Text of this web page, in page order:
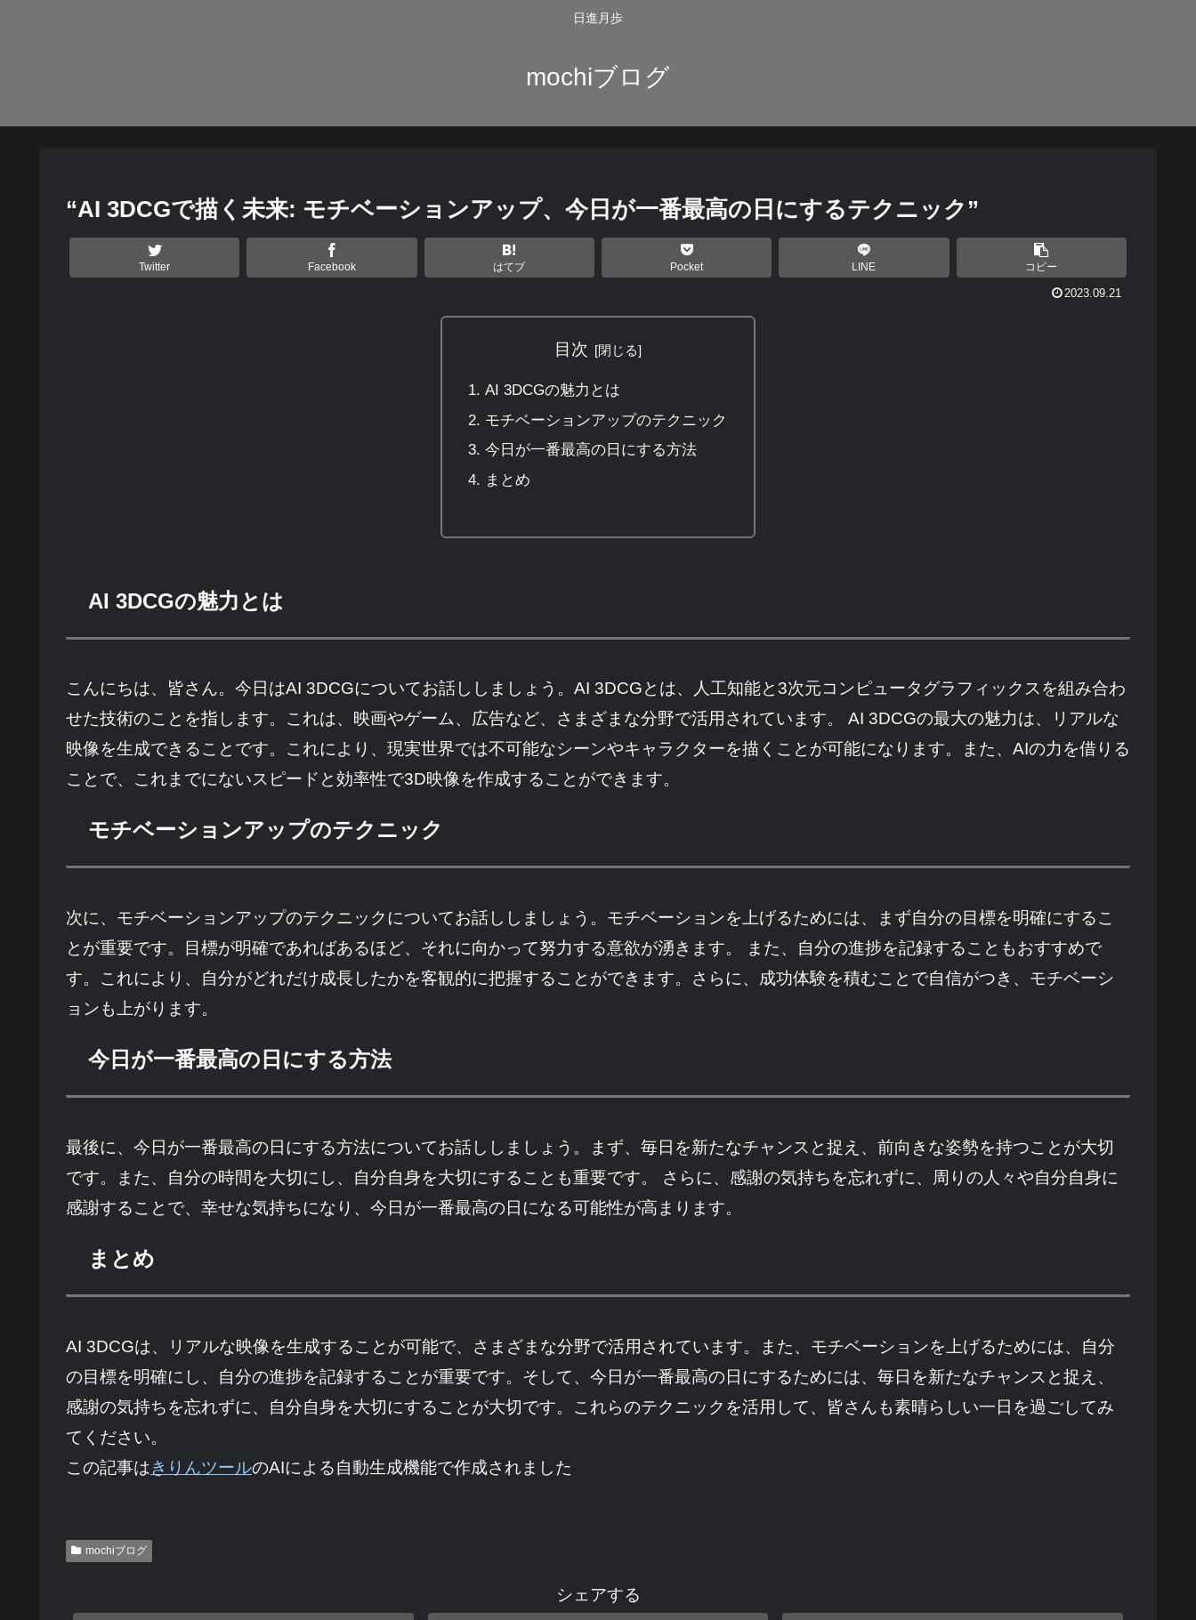
日進月歩
mochiブログ
“AI 3DCGで描く未来: モチベーションアップ、今日が一番最高の日にするテクニック”
Twitter Facebook はてブ Pocket LINE コピー
2023.09.21
目次
AI 3DCGの魅力とは
モチベーションアップのテクニック
今日が一番最高の日にする方法
まとめ
AI 3DCGの魅力とは
こんにちは、皆さん。今日はAI 3DCGについてお話ししましょう。AI 3DCGとは、人工知能と3次元コンピュータグラフィックスを組み合わ
せた技術のことを指します。これは、映画やゲーム、広告など、さまざまな分野で活用されています。 AI 3DCGの最大の魅力は、リアルな
映像を生成できることです。これにより、現実世界では不可能なシーンやキャラクターを描くことが可能になります。また、AIの力を借りる
ことで、これまでにないスピードと効率性で3D映像を作成することができます。
モチベーションアップのテクニック
次に、モチベーションアップのテクニックについてお話ししましょう。モチベーションを上げるためには、まず自分の目標を明確にするこ
とが重要です。目標が明確であればあるほど、それに向かって努力する意欲が湧きます。 また、自分の進捗を記録することもおすすめで
す。これにより、自分がどれだけ成長したかを客観的に把握することができます。さらに、成功体験を積むことで自信がつき、モチベーシ
ョンも上がります。
今日が一番最高の日にする方法
最後に、今日が一番最高の日にする方法についてお話ししましょう。まず、毎日を新たなチャンスと捉え、前向きな姿勢を持つことが大切
です。また、自分の時間を大切にし、自分自身を大切にすることも重要です。 さらに、感謝の気持ちを忘れずに、周りの人々や自分自身に
感謝することで、幸せな気持ちになり、今日が一番最高の日になる可能性が高まります。
まとめ
AI 3DCGは、リアルな映像を生成することが可能で、さまざまな分野で活用されています。また、モチベーションを上げるためには、自分
の目標を明確にし、自分の進捗を記録することが重要です。そして、今日が一番最高の日にするためには、毎日を新たなチャンスと捉え、
感謝の気持ちを忘れずに、自分自身を大切にすることが大切です。これらのテクニックを活用して、皆さんも素晴らしい一日を過ごしてみ
てください。
この記事はきりんツールのAIによる自動生成機能で作成されました
mochiブログ
シェアする